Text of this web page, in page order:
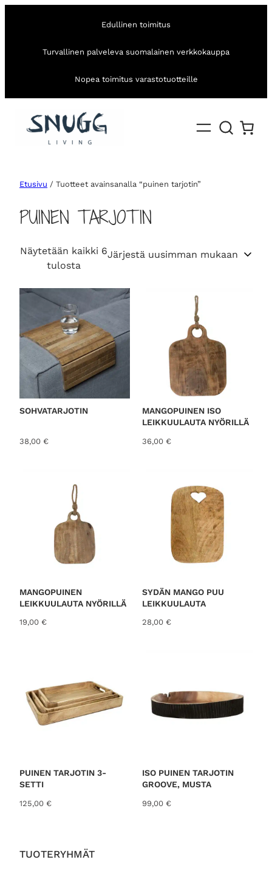
Edullinen toimitus
Turvallinen palveleva suomalainen verkkokauppa
Nopea toimitus varastotuotteille
TUOTERYHMÄT
Etusivu / Tuotteet avainsanalla “puinen tarjotin”
PUINEN TARJOTIN
Näytetään kaikki 6
tulostaS
e
d
b
y
l
a
t
SOHVATARJOTIN
38,00 €
MANGOPUINEN ISO
LEIKKUULAUTA NYÖRILLÄ
36,00 €
MANGOPUINEN
LEIKKUULAUTA NYÖRILLÄ
19,00 €
SYDÄN MANGO PUU
LEIKKUULAUTA
28,00 €
PUINEN TARJOTIN 3-
SETTI
125,00 €
ISO PUINEN TARJOTIN
GROOVE, MUSTA
99,00 €